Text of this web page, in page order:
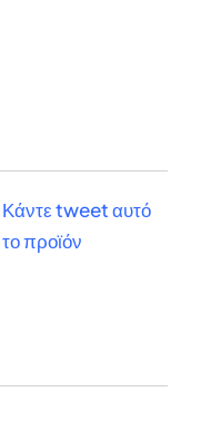
Κάντε tweet αυτό
το προϊόν